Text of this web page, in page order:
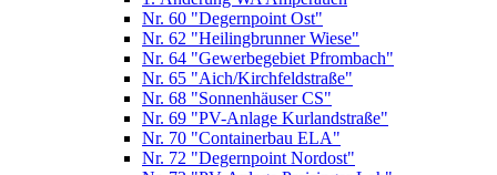
Nr. 60 "Degernpoint Ost"
Nr. 62 "Heilingbrunner Wiese"
Nr. 64 "Gewerbegebiet Pfrombach"
Nr. 65 "Aich/Kirchfeldstraße"
Nr. 68 "Sonnenhäuser CS"
Nr. 69 "PV-Anlage Kurlandstraße"
Nr. 70 "Containerbau ELA"
Nr. 72 "Degernpoint Nordost"